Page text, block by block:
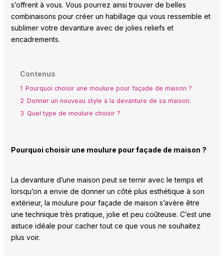
s’offrent à vous. Vous pourrez ainsi trouver de belles
combinaisons pour créer un habillage qui vous ressemble et
sublimer votre devanture avec de jolies reliefs et
encadrements.
Contenus
1 Pourquoi choisir une moulure pour façade de maison ?
2 Donner un nouveau style à la devanture de sa maison.
3 Quel type de moulure choisir ?
Pourquoi choisir une moulure pour façade de maison ?
La devanture d’une maison peut se ternir avec le temps et
lorsqu’on a envie de donner un côté plus esthétique à son
extérieur, la moulure pour façade de maison s’avère être
une technique très pratique, jolie et peu coûteuse. C’est une
astuce idéale pour cacher tout ce que vous ne souhaitez
plus voir.